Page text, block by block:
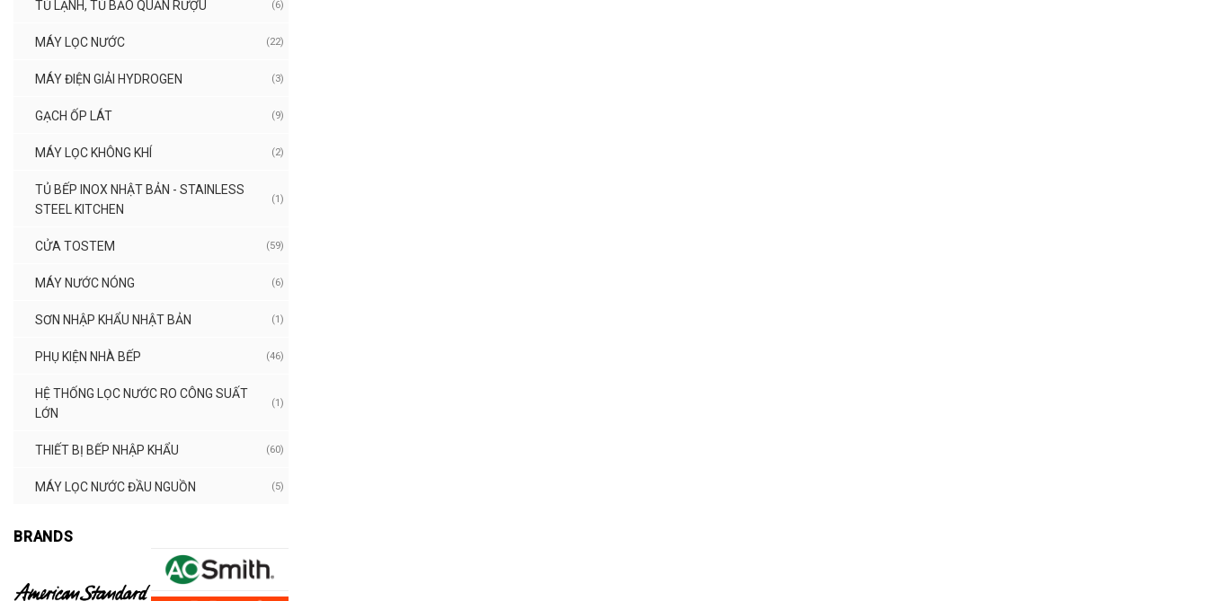
TỦ LẠNH, TỦ BẢO QUẢN RƯỢU (6)
MÁY LỌC NƯỚC (22)
MÁY ĐIỆN GIẢI HYDROGEN (3)
GẠCH ỐP LÁT (9)
MÁY LỌC KHÔNG KHÍ (2)
TỦ BẾP INOX NHẬT BẢN - STAINLESS
STEEL KITCHEN
(1)
CỬA TOSTEM (59)
MÁY NƯỚC NÓNG (6)
SƠN NHẬP KHẨU NHẬT BẢN (1)
PHỤ KIỆN NHÀ BẾP (46)
HỆ THỐNG LỌC NƯỚC RO CÔNG SUẤT
LỚN
(1)
THIẾT BỊ BẾP NHẬP KHẨU (60)
MÁY LỌC NƯỚC ĐẦU NGUỒN (5)
BRANDS